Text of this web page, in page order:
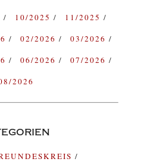
10/2025
11/2025
02/2026
03/2026
06/2026
07/2026
2026